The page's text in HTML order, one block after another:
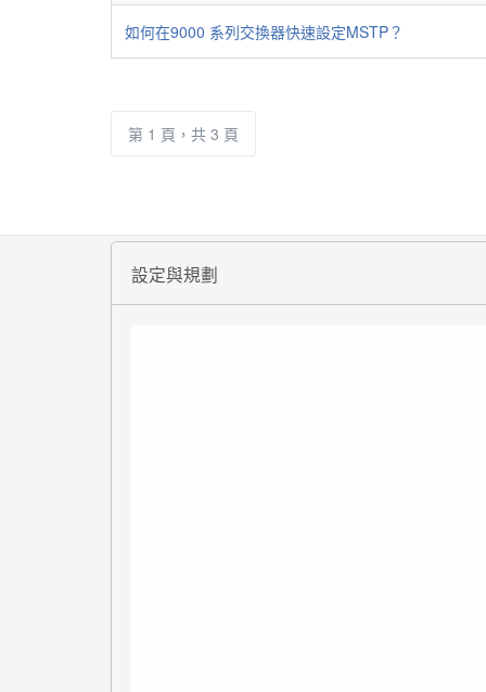
如何在9000 系列交換器快速設定MSTP？
第 1 頁，共 3 頁
設定與規劃